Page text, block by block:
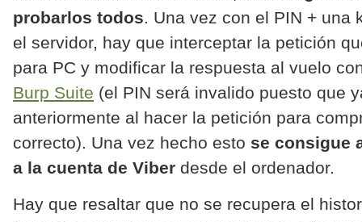
probarlos todos. Una vez con el PIN + una
el servidor, hay que interceptar la petición
para PC y modificar la respuesta al vuelo
Burp Suite (el PIN será invalido puesto que
anteriormente al hacer la petición para
correcto). Una vez hecho esto se consigue
a la cuenta de Viber desde el ordenador.
Hay que resaltar que no se recupera el